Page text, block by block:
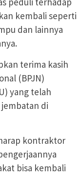
kembali seperti
dan lainnya
terima kasih
(BPJN)
yang telah
di
kontraktor
bisa kembali